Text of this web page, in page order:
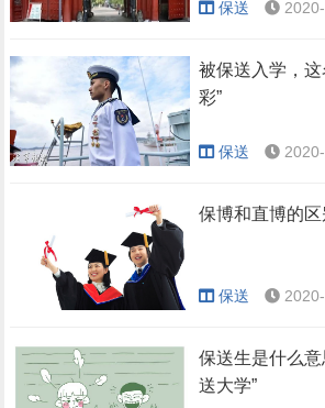
保送
被保送入学，
彩”
保送
保博和直博的区
保送
保送生是什么
送大学”